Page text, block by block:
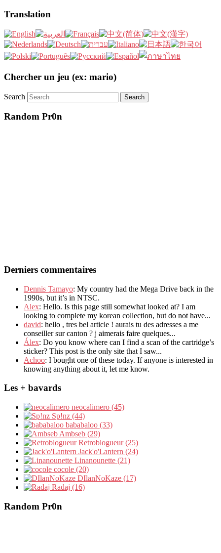
Translation
Chercher un jeu (ex: mario)
Search
Random Pr0n
Derniers commentaires
Dennis Tamayo: My country had the Mega Drive back in the
1990s, but it’s in NTSC.
Alex: Hello. Is this page still somewhat looked at? I am
looking to complete my korean collection, but do not have...
david: hello , tres bel article ! aurais tu des adresses a me
conseiller sur canton ? j aimerais faire quelques...
Álex: Do you know where can I find a scan of the cartridge’s
sticker? This post is the only site that I saw...
Achoo: I bought one of these today. If anyone is interested in
knowing anything about it, let me know.
Les + bavards
neocalimero (45)
Sp!nz (44)
bababaloo (33)
Ambseb (29)
Retroblogueur (25)
Jack'o'Lantern (24)
Linanounette (21)
cocole (20)
DIlanNoKaze (17)
Radaj (16)
Random Pr0n